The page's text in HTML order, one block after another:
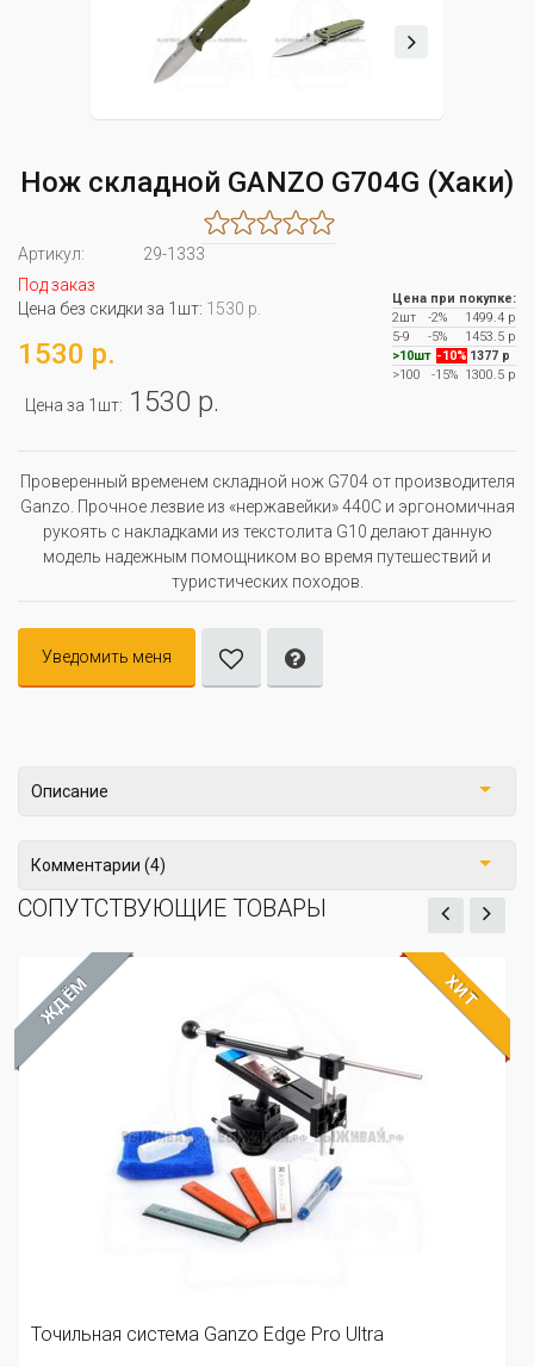
Нож складной GANZO G704G (Хаки)
Артикул:
29-1333
Под заказ
Цена без скидки за 1шт: 1530 р.
1530 р.
Цена за 1шт: 1530 р.
Цена при покупке:
2шт
-2%
1499.4 р
5-9
-5%
1453.5 р
>10шт -10% 1377 р
>100
-15% 1300.5 р
Проверенный временем складной нож G704 от производителя
Ganzo. Прочное лезвие из «нержавейки» 440С и эргономичная
рукоять с накладками из текстолита G10 делают данную
модель надежным помощником во время путешествий и
туристических походов.
Уведомить меня
Описание
Комментарии (4)
СОПУТСТВУЮЩИЕ ТОВАРЫ
система Ganzo Edge Pro Ultra
ЖДЁМ